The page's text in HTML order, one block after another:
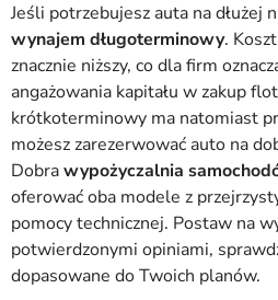
Jeśli potrzebujesz auta na dłużej
wynajem długoterminowy.
znacznie niższy, co dla firm
angażowania kapitału w zakup
krótkoterminowy ma natomiast
możesz zarezerwować auto na
Dobrawypożyczalnia
oferować oba modele z
pomocy technicznej. Postaw na
potwierdzonymi opiniami,
dopasowane do Twoich planów.